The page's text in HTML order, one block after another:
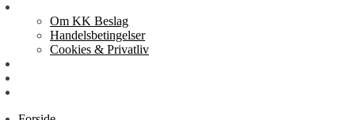
Om KK Beslag
Handelsbetingelser
Cookies & Privatliv